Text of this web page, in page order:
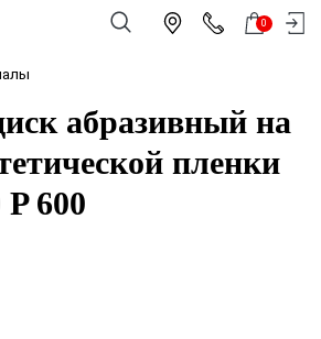
0
абразивный на
пленки
600